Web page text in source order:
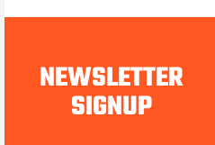
NEWSLETTER
SIGNUP